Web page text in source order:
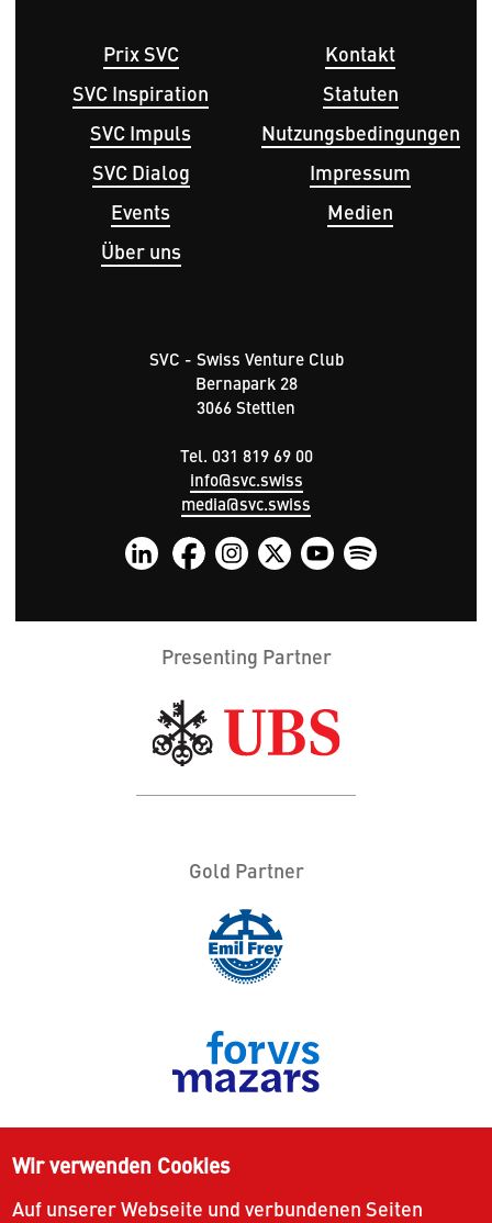
Hauptnavigation
Prix SVC
SVC Inspiration
SVC Impuls
SVC Dialog
Events
Über uns
Fußbereichsmenü
Kontakt
Statuten
Nutzungsbedingungen
Impressum
Medien
SVC - Swiss Venture Club
Bernapark 28
3066 Stettlen
Tel. 031 819 69 00
info@svc.swiss
media@svc.swiss
Presenting Partner
Gold Partner
Wir verwenden Cookies
Auf unserer Webseite und verbundenen Seiten